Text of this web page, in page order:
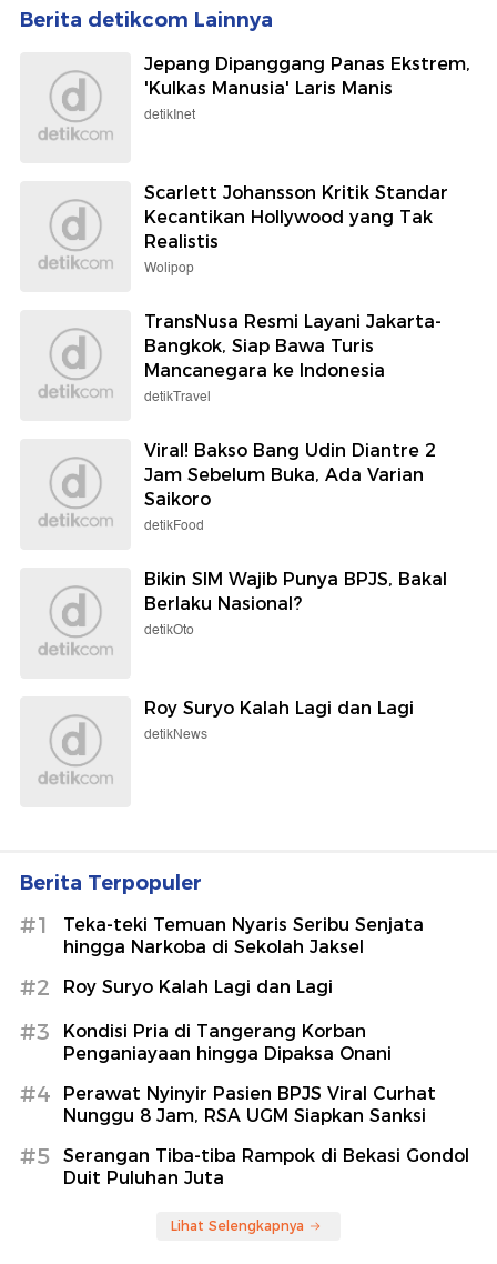
Berita detikcom Lainnya
Jepang Dipanggang Panas Ekstrem,
'Kulkas Manusia' Laris Manis
detikInet
Scarlett Johansson Kritik Standar
Kecantikan Hollywood yang Tak
Realistis
Wolipop
TransNusa Resmi Layani Jakarta-
Bangkok, Siap Bawa Turis
Mancanegara ke Indonesia
detikTravel
Viral! Bakso Bang Udin Diantre 2
Jam Sebelum Buka, Ada Varian
Saikoro
detikFood
Bikin SIM Wajib Punya BPJS, Bakal
Berlaku Nasional?
detikOto
Roy Suryo Kalah Lagi dan Lagi
detikNews
Berita Terpopuler
#1
Teka-teki Temuan Nyaris Seribu Senjata
hingga Narkoba di Sekolah Jaksel
#2 Roy Suryo Kalah Lagi dan Lagi
#3
Kondisi Pria di Tangerang Korban
Penganiayaan hingga Dipaksa Onani
#4
Perawat Nyinyir Pasien BPJS Viral Curhat
Nunggu 8 Jam, RSA UGM Siapkan Sanksi
#5
Serangan Tiba-tiba Rampok di Bekasi Gondol
Duit Puluhan Juta
Lihat Selengkapnya